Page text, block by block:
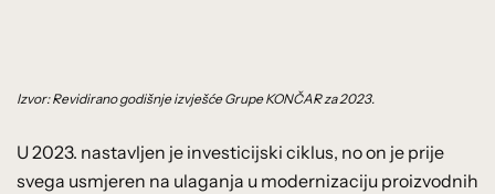
Izvor: Revidirano godišnje izvješće Grupe KONČAR za 2023.
U 2023. nastavljen je investicijski ciklus, no on je prije
svega usmjeren na ulaganja u modernizaciju proizvodnih